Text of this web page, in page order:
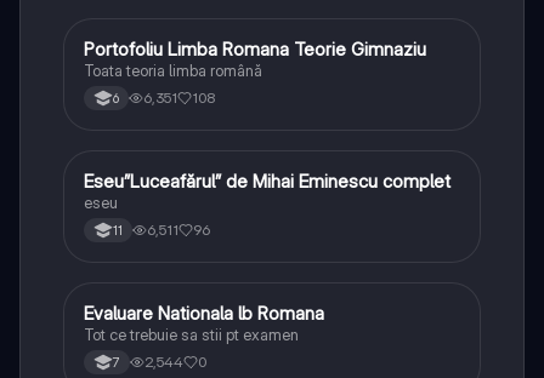
Limba și literatura română
Portofoliu Limba Romana Teorie Gimnaziu
Toata teoria limba română
6 6,351 108
Limba și literatura română
Eseu”Luceafărul” de Mihai Eminescu complet
eseu
11 6,511 96
Limba și literatura română
Evaluare Nationala lb Romana
Tot ce trebuie sa stii pt examen
7 2,544 0